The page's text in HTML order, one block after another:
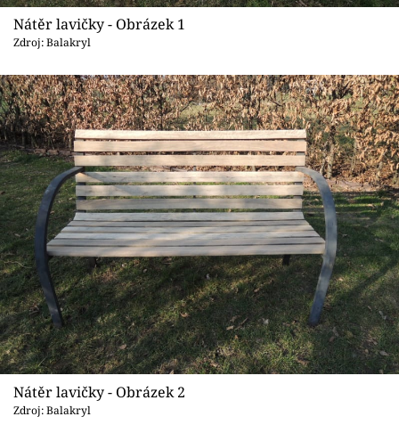
Sledujte nás
Nátěr lavičky - Obrázek 1
Zdroj: Balakryl
Nátěr lavičky - Obrázek 2
Zdroj: Balakryl